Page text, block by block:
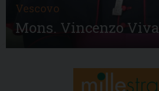
Vescovo
Mons. Vincenzo Viva